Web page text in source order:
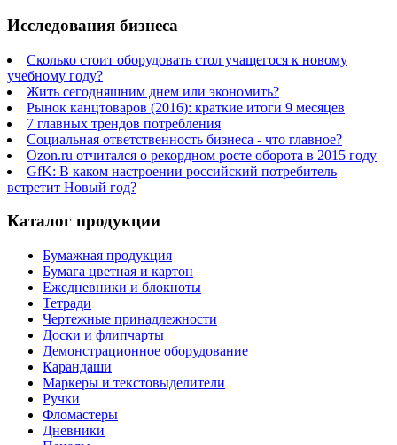
Исследования бизнеса
Сколько стоит оборудовать стол учащегося к новому
учебному году?
Жить сегодняшним днем или экономить?
Рынок канцтоваров (2016): краткие итоги 9 месяцев
7 главных трендов потребления
Социальная ответственность бизнеса - что главное?
Ozon.ru отчитался о рекордном росте оборота в 2015 году
GfK: В каком настроении российский потребитель
встретит Новый год?
Каталог продукции
Бумажная продукция
Бумага цветная и картон
Ежедневники и блокноты
Тетради
Чертежные принадлежности
Доски и флипчарты
Демонстрационное оборудование
Карандаши
Маркеры и текстовыделители
Ручки
Фломастеры
Дневники